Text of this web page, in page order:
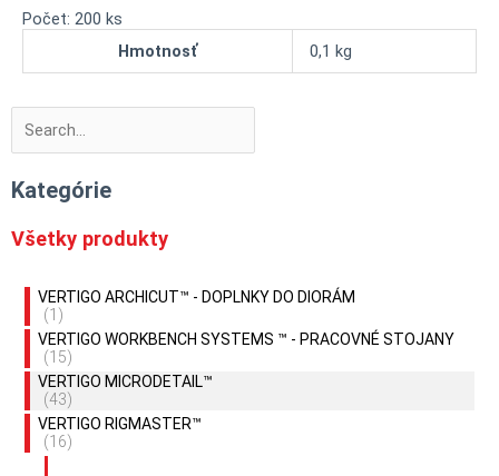
Kategórie
Všetky produkty
VERTIGO ARCHICUT™ - DOPLNKY DO DIORÁM
(1)
VERTIGO WORKBENCH SYSTEMS ™ - PRACOVNÉ STOJANY
(15)
VERTIGO MICRODETAIL™
(43)
VERTIGO RIGMASTER™
(16)
Počet: 200 ks
Hmotnosť
0,1 kg